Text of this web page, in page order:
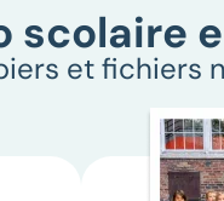
scolaire
et fichiers